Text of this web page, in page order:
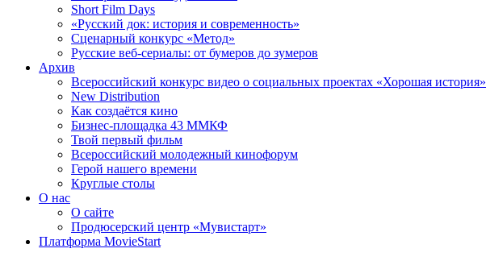
Short Film Days
«Русский док: история и современность»
Сценарный конкурс «Метод»
Русские веб-сериалы: от бумеров до зумеров
Архив
Всероссийский конкурс видео о социальных проектах «Хорошая история»
New Distribution
Как создаётся кино
Бизнес-площадка 43 ММКФ
Твой первый фильм
Всероссийский молодежный кинофорум
Герой нашего времени
Круглые столы
О нас
О сайте
Продюсерский центр «Мувистарт»
Платформа MovieStart